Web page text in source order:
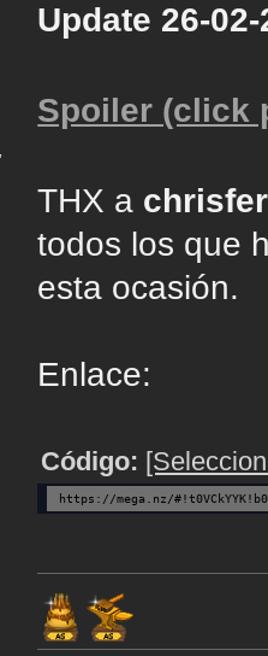
Update 26-
Spoiler (click
THX a
todos los que
esta ocasión.
Enlace:
Código:
https://mega.nz/